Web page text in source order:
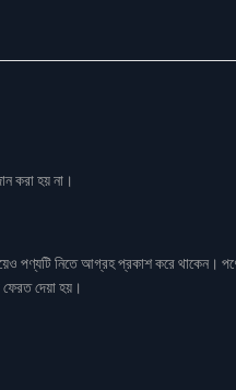
করা হয় না।
পণ্যটি নিতে আগ্রহ প্রকাশ করে থাকেন।
দেয়া হয়।